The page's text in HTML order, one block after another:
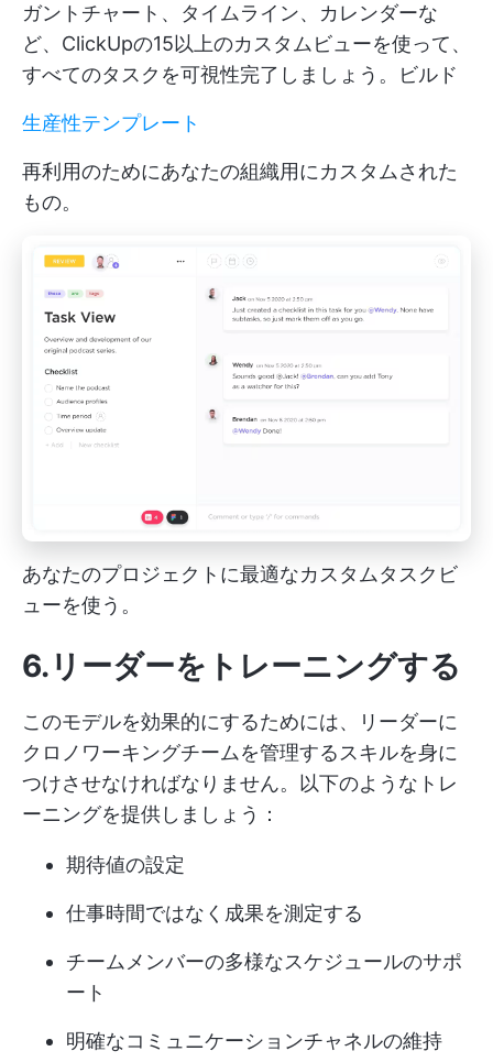
ガントチャート、タイムライン、カレンダーな
ど、ClickUpの15以上のカスタムビューを使って、
すべてのタスクを可視性完了しましょう。ビルド
生産性テンプレート
再利用のためにあなたの組織用にカスタムされた
もの。
あなたのプロジェクトに最適なカスタムタスクビ
ューを使う。
6.リーダーをトレーニングする
このモデルを効果的にするためには、リーダーに
クロノワーキングチームを管理するスキルを身に
つけさせなければなりません。以下のようなトレ
ーニングを提供しましょう：
期待値の設定
仕事時間ではなく成果を測定する
チームメンバーの多様なスケジュールのサポ
ート
明確なコミュニケーションチャネルの維持